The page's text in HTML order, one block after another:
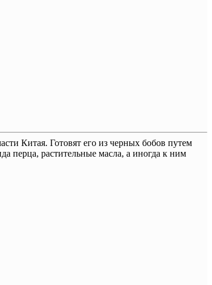
Китая. Готовят его из черных бобов путем
перца, растительные масла, а иногда к ним